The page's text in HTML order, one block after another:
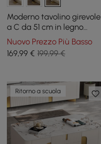
Moderno tavolino girevole
a C da 51 cm in legno
naturale e oro con
portariviste
Nuovo Prezzo Più Basso
169,99 € 199,99 €
Ritorno a scuola